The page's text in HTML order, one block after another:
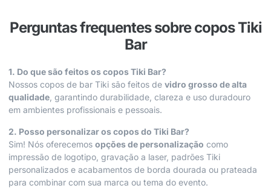
Perguntas frequentes sobre copos Tiki
Bar
1. Do que são feitos os copos Tiki Bar?
Nossos copos de bar Tiki são feitos de vidro grosso de alta
qualidade , garantindo durabilidade, clareza e uso duradouro
em ambientes profissionais e pessoais.
2. Posso personalizar os copos do Tiki Bar?
Sim! Nós oferecemos opções de personalização como
impressão de logotipo, gravação a laser, padrões Tiki
personalizados e acabamentos de borda dourada ou prateada
para combinar com sua marca ou tema do evento.